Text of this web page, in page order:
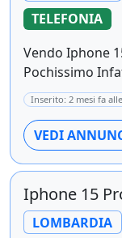
TELEFONIA
Vendo Iphone
Pochissimo
Inserito: 2 mesi fa
VEDI
Iphone 15
LOMBARDIA